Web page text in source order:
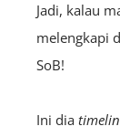
Jadi, kalau
melengkapi
SoB!
Ini dia